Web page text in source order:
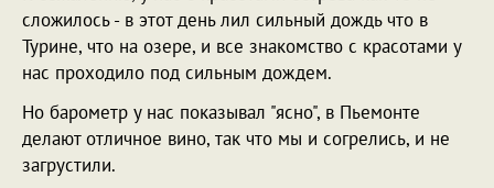
сложилось - в этот день лил сильный дождь что в
Турине, что на озере, и все знакомство с красотами у
нас проходило под сильным дождем.
Но барометр у нас показывал "ясно", в Пьемонте
делают отличное вино, так что мы и согрелись, и не
загрустили.